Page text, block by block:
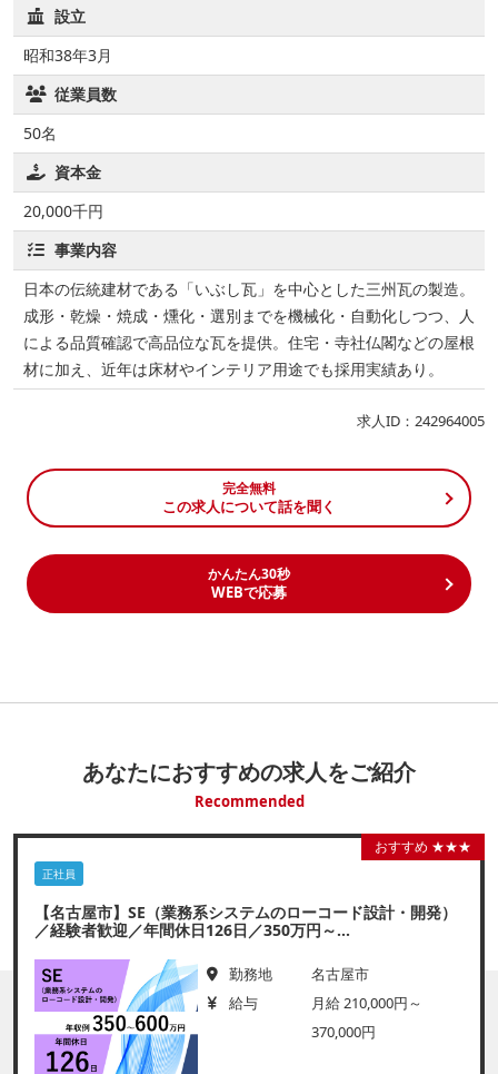
設立
昭和38年3月
従業員数
50名
資本金
20,000千円
事業内容
日本の伝統建材である「いぶし瓦」を中心とした三州瓦の製造。
成形・乾燥・焼成・燻化・選別までを機械化・自動化しつつ、人
による品質確認で高品位な瓦を提供。住宅・寺社仏閣などの屋根
材に加え、近年は床材やインテリア用途でも採用実績あり。
求人ID：242964005
完全無料
この求人について話を聞く
かんたん30秒
WEBで応募
あなたにおすすめの求人をご紹介
Recommended
おすすめ ★★★
正社員
【名古屋市】SE（業務系システムのローコード設計・開発）
／経験者歓迎／年間休日126日／350万円～...
勤務地
名古屋市
給与
月給 210,000円～
370,000円